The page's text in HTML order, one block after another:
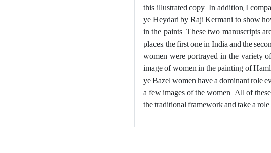
this illustrated copy. In addition, I
ye Heydari by Raji Kermani to show
in the paints. These two manuscripts
places; the first one in India and the
women were portrayed in the variety
image of women in the painting of
ye Bazel women have a dominant role
a few images of the women. All of
the traditional framework and take a